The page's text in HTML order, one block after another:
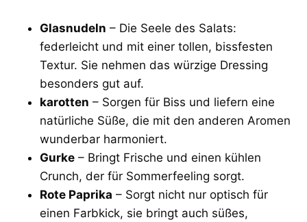
Glasnudeln – Die Seele des Salats:
federleicht und mit einer tollen, bissfesten
Textur. Sie nehmen das würzige Dressing
besonders gut auf.
karotten – Sorgen für Biss und liefern eine
natürliche Süße, die mit den anderen Aromen
wunderbar harmoniert.
Gurke – Bringt Frische und einen kühlen
Crunch, der für Sommerfeeling sorgt.
Rote Paprika – Sorgt nicht nur optisch für
einen Farbkick, sie bringt auch süßes,